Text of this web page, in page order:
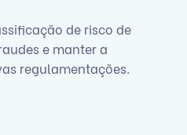
de risco de
e manter a
regulamentações.